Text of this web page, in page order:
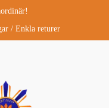
/ Enkla returer